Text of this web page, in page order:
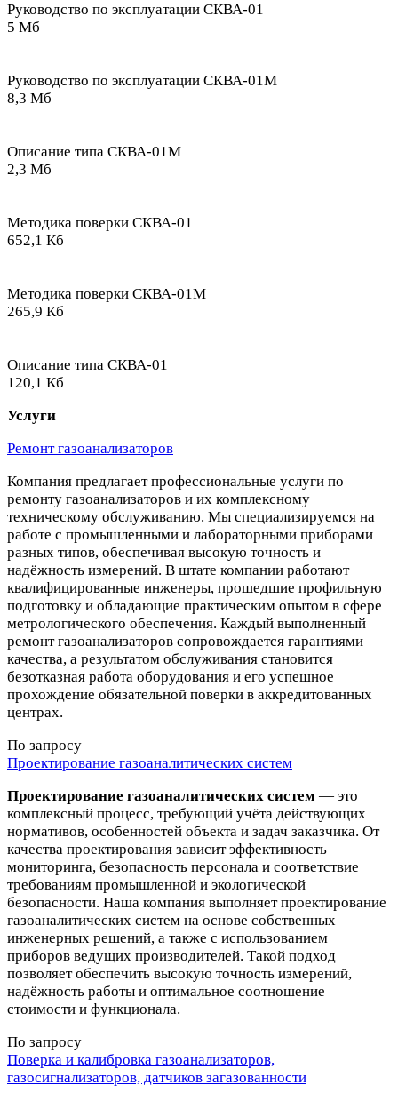
Руководство по эксплуатации СКВА-01
5 Мб
Руководство по эксплуатации СКВА-01М
8,3 Мб
Описание типа СКВА-01М
2,3 Мб
Методика поверки СКВА-01
652,1 Кб
Методика поверки СКВА-01М
265,9 Кб
Описание типа СКВА-01
120,1 Кб
Услуги
Ремонт газоанализаторов
Компания предлагает профессиональные услуги по
ремонту газоанализаторов и их комплексному
техническому обслуживанию. Мы специализируемся на
работе с промышленными и лабораторными приборами
разных типов, обеспечивая высокую точность и
надёжность измерений. В штате компании работают
квалифицированные инженеры, прошедшие профильную
подготовку и обладающие практическим опытом в сфере
метрологического обеспечения. Каждый выполненный
ремонт газоанализаторов сопровождается гарантиями
качества, а результатом обслуживания становится
безотказная работа оборудования и его успешное
прохождение обязательной поверки в аккредитованных
центрах.
По запросу
Проектирование газоаналитических систем
Проектирование газоаналитических систем — это
комплексный процесс, требующий учёта действующих
нормативов, особенностей объекта и задач заказчика. От
качества проектирования зависит эффективность
мониторинга, безопасность персонала и соответствие
требованиям промышленной и экологической
безопасности. Наша компания выполняет проектирование
газоаналитических систем на основе собственных
инженерных решений, а также с использованием
приборов ведущих производителей. Такой подход
позволяет обеспечить высокую точность измерений,
надёжность работы и оптимальное соотношение
стоимости и функционала.
По запросу
Поверка и калибровка газоанализаторов,
газосигнализаторов, датчиков загазованности